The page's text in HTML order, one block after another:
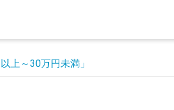
上～30万円未満」